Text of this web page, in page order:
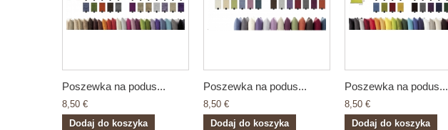
Poszewka na podus...
8,50 €
Dodaj do koszyka
Poszewka na podus...
8,50 €
Dodaj do koszyka
Poszewka na podus...
8,50 €
Dodaj do koszyka